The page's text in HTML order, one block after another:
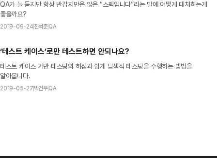
QA가 늘 듣지만 항상 반갑지만은 않은 “스펙입니다”라는 말에 어떻게 대처하는게
좋을까요?
2019-09-24 진석준QA
‘테스트 케이스’로만 테스트하면 안되나요?
테스트 케이스 기반 테스팅의 허점과 쉽게 탐색적 테스팅을 수행하는 방법을
알아봅니다.
2019-05-27 박건우QA